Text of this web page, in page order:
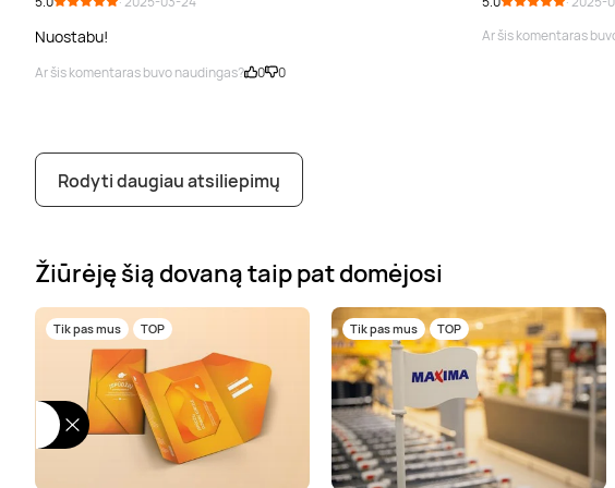
Nuostabu!
Ar šis komentaras buvo naudingas? 0 0
Ar šis komentaras
Rodyti daugiau atsiliepimų
Žiūrėję šią dovaną taip pat domėjosi
Tik pas mus TOP Tik pas mus TOP